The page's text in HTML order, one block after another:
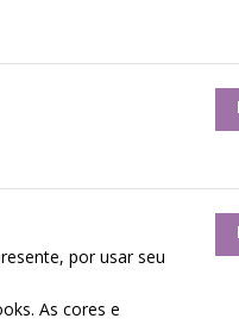
por usar seu
As cores e